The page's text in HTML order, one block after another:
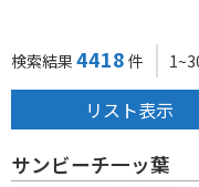
検索結果 4418 件
リスト表示
サンビーチ一ッ葉